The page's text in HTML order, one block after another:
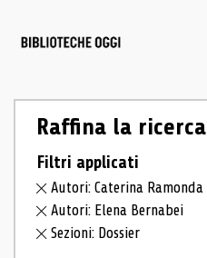
Raffina la ricerca
Filtri applicati
Autori: Caterina Ramonda
Autori: Elena Bernabei
Sezioni: Dossier